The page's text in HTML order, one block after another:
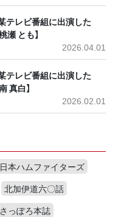
テレビ番組に出演した
瀬 とも】
2026.04.01
テレビ番組に出演した
真白】
2026.02.01
本ハムファイターズ
北加伊道六〇話
っぽろ本誌